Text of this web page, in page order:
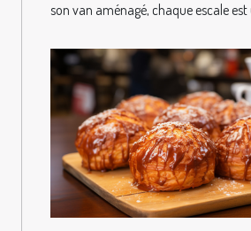
son van aménagé, chaque escale est